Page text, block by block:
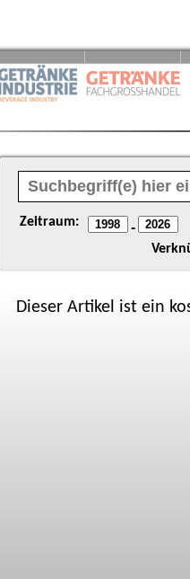
Zeitraum: -
Dieser Artikel ist ein